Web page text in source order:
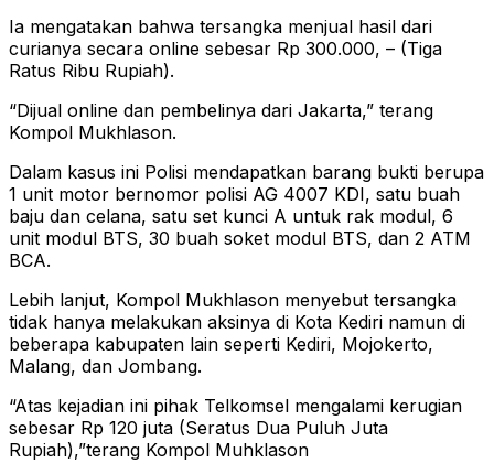
Ia mengatakan bahwa tersangka menjual hasil dari
curianya secara online sebesar Rp 300.000, – (Tiga
Ratus Ribu Rupiah).
“Dijual online dan pembelinya dari Jakarta,” terang
Kompol Mukhlason.
Dalam kasus ini Polisi mendapatkan barang bukti berupa
1 unit motor bernomor polisi AG 4007 KDI, satu buah
baju dan celana, satu set kunci A untuk rak modul, 6
unit modul BTS, 30 buah soket modul BTS, dan 2 ATM
BCA.
Lebih lanjut, Kompol Mukhlason menyebut tersangka
tidak hanya melakukan aksinya di Kota Kediri namun di
beberapa kabupaten lain seperti Kediri, Mojokerto,
Malang, dan Jombang.
“Atas kejadian ini pihak Telkomsel mengalami kerugian
sebesar Rp 120 juta (Seratus Dua Puluh Juta
Rupiah),”terang Kompol Muhklason